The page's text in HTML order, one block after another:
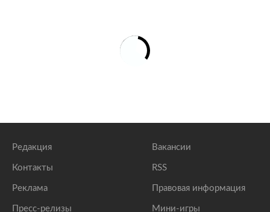
Редакция
Контакты
Реклама
Пресс-релизы
Вакансии
RSS
Правовая информация
Мини-игры